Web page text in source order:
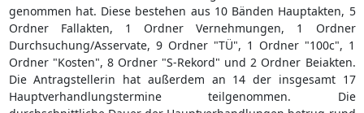
genommen hat. Diese bestehen aus 10 Bänden Hauptakten, 5
Ordner Fallakten, 1 Ordner Vernehmungen, 1 Ordner
Durchsuchung/Asservate, 9 Ordner "TÜ", 1 Ordner "100c", 1
Ordner "Kosten", 8 Ordner "S-Rekord" und 2 Ordner Beiakten.
Die Antragstellerin hat außerdem an 14 der insgesamt 17
Hauptverhandlungstermine teilgenommen. Die